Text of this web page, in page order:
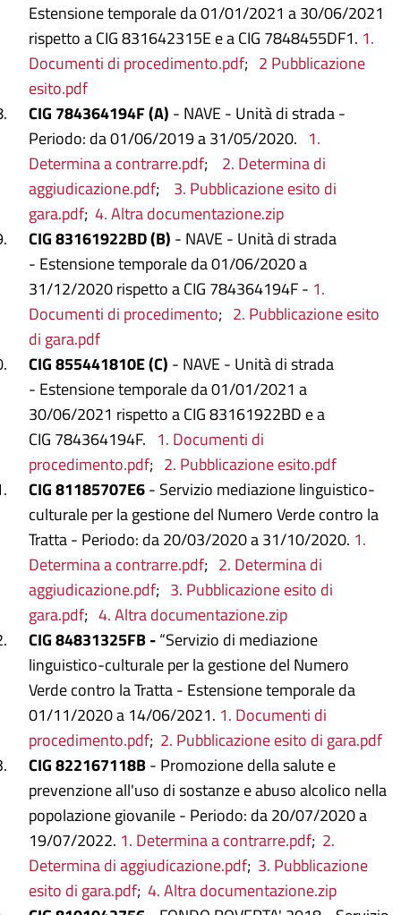
Estensione temporale da 01/01/2021 a 30/06/2021
rispetto a CIG 831642315E e a CIG 7848455DF1. 1.
Documenti di procedimento.pdf; 2 Pubblicazione
esito.pdf
CIG 784364194F(A) - NAVE - Unità di strada -
Periodo: da 01/06/2019 a 31/05/2020. 1.
Determina a contrarre.pdf; 2. Determina di
aggiudicazione.pdf; 3. Pubblicazione esito di
gara.pdf; 4. Altra documentazione.zip
CIG 83161922BD(B) - NAVE - Unità di strada
- Estensione temporale da 01/06/2020 a
31/12/2020 rispetto a CIG 784364194F - 1.
Documenti di procedimento; 2. Pubblicazione esito
di gara.pdf
CIG 855441810E (C) - NAVE - Unità di strada
- Estensione temporale da 01/01/2021 a
30/06/2021 rispetto a CIG 83161922BD e a
CIG 784364194F. 1. Documenti di
procedimento.pdf; 2. Pubblicazione esito.pdf
CIG 81185707E6- Servizio mediazione linguistico-
culturale per la gestione del Numero Verde contro la
Tratta - Periodo: da 20/03/2020 a 31/10/2020. 1.
Determina a contrarre.pdf; 2. Determina di
aggiudicazione.pdf; 3. Pubblicazione esito di
gara.pdf; 4. Altra documentazione.zip
CIG 84831325FB -“Servizio di mediazione
linguistico-culturale per la gestione del Numero
Verde contro la Tratta - Estensione temporale da
01/11/2020 a 14/06/2021. 1. Documenti di
procedimento.pdf; 2. Pubblicazione esito di gara.pdf
CIG 822167118B- Promozione della salute e
prevenzione all'uso di sostanze e abuso alcolico nella
popolazione giovanile - Periodo: da 20/07/2020 a
19/07/2022. 1. Determina a contrarre.pdf; 2.
Determina di aggiudicazione.pdf; 3. Pubblicazione
esito di gara.pdf; 4. Altra documentazione.zip